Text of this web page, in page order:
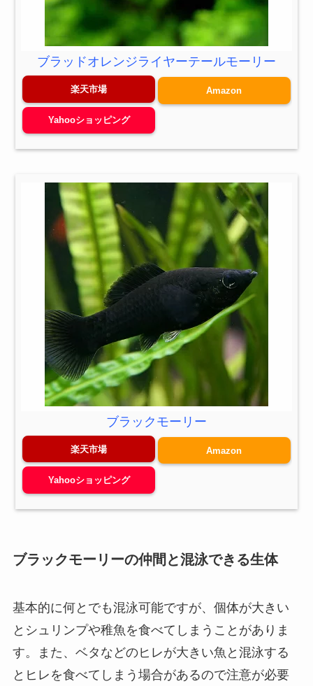
ブラッドオレンジライヤーテールモーリー
楽天市場 Amazon
Yahooショッピング
ブラックモーリー
楽天市場 Amazon
Yahooショッピング
ブラックモーリーの仲間と混泳できる生体
基本的に何とでも混泳可能ですが、個体が大きい
とシュリンプや稚魚を食べてしまうことがありま
す。また、ベタなどのヒレが大きい魚と混泳する
とヒレを食べてしまう場合があるので注意が必要